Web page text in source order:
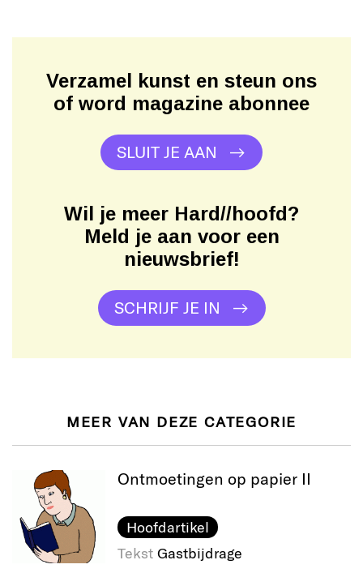
Verzamel kunst en steun ons
of word magazine abonnee
SLUIT JE AAN
Wil je meer Hard//hoofd?
Meld je aan voor een
nieuwsbrief!
SCHRIJF JE IN
MEER VAN DEZE CATEGORIE
Ontmoetingen op papier II
Hoofdartikel
Tekst Gastbijdrage